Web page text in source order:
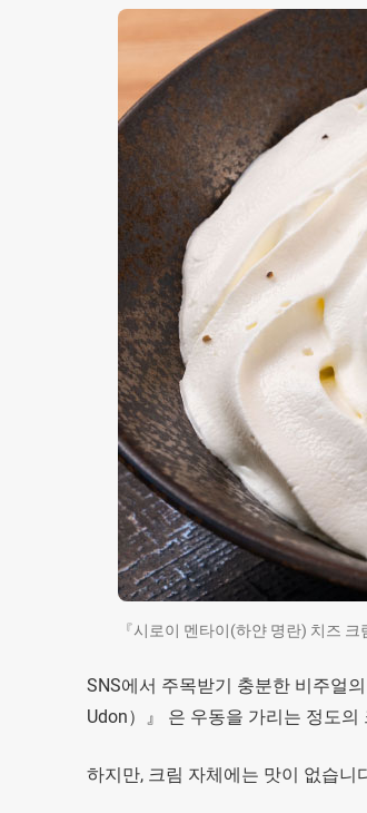
『시로이 멘타이(하얀 명란) 치즈
SNS에서 주목받기 충분한 비주얼
Udon）』 은 우동을 가리는 정도
하지만, 크림 자체에는 맛이 없습